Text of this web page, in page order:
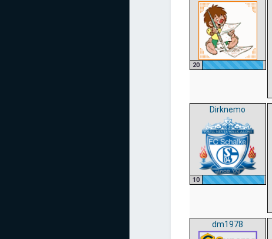
20
Dirknemo
10
dm1978